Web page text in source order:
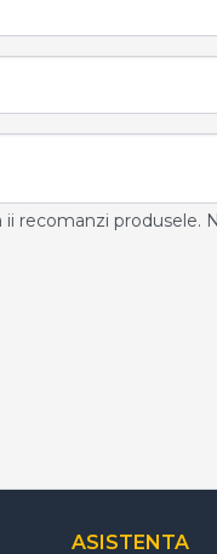
recomanzi
ASISTENTA